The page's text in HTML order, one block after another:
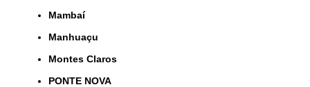
Mambaí
Manhuaçu
Montes Claros
PONTE NOVA